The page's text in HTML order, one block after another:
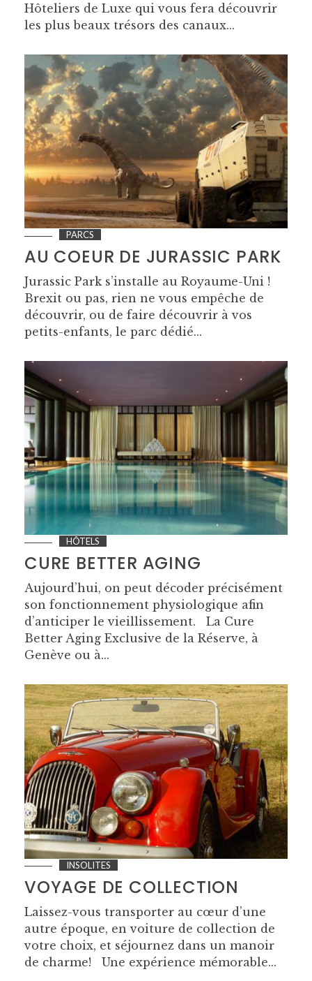
Hôteliers de Luxe qui vous fera découvrir
les plus beaux trésors des canaux...
PARCS
AU COEUR DE JURASSIC PARK
Jurassic Park s’installe au Royaume-Uni !
Brexit ou pas, rien ne vous empêche de
découvrir, ou de faire découvrir à vos
petits-enfants, le parc dédié...
HÔTELS
CURE BETTER AGING
Aujourd’hui, on peut décoder précisément
son fonctionnement physiologique afin
d’anticiper le vieillissement. La Cure
Better Aging Exclusive de la Réserve, à
Genève ou à...
INSOLITES
VOYAGE DE COLLECTION
Laissez-vous transporter au cœur d’une
autre époque, en voiture de collection de
votre choix, et séjournez dans un manoir
de charme! Une expérience mémorable...